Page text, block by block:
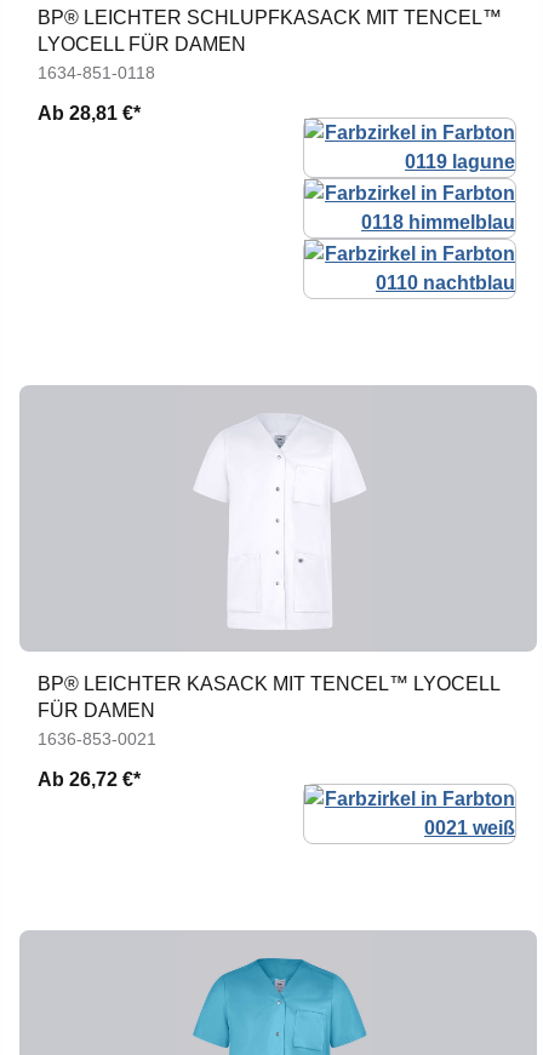
BP® LEICHTER SCHLUPFKASACK MIT TENCEL™
LYOCELL FÜR DAMEN
1634-851-0118
Ab 28,81 €*
BP® LEICHTER KASACK MIT TENCEL™ LYOCELL
FÜR DAMEN
1636-853-0021
Ab 26,72 €*